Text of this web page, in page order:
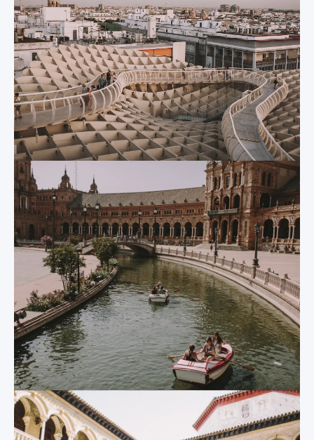
para comenzar esta
lista que la Catedral
de Sevilla. La
catedral gótica más
grande del mundo
está registrada
como Patrimonio de
la Humanidad por la
UNESCO, y es el
lugar de descanso
eterno del
descubridor del
continente
americano, Cristóbal
Colón. Su exterior es
impresionante, pero
su interior no se
queda atrás: una
gigantesca nave
central rodeada de
ochenta capillas
laterales que
alberga una de las
mejores colecciones
de arte religioso de
España.
años 20, las torres
que flanquean esta
plaza semicircular
emergen entre los
árboles. Poco a
poco se distinguen
las arcadas, los
puentes bajos, la
fuente central, los
canales de
navegación y una
colorida azulejería
que representa las
distintas provincias
españolas. Es una
verdadera explosión
de formas y colores
que la han
convertido en uno de
los puntos de
referencia para el
turismo en Sevilla. Ni
siquiera Hollywood
ha podido resistirse
a sus encantos y la
han convertido en